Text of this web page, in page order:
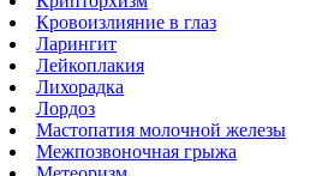
Кровоизлияние в глаз
Ларингит
Лейкоплакия
Лихорадка
Лордоз
Мастопатия молочной железы
Межпозвоночная грыжа